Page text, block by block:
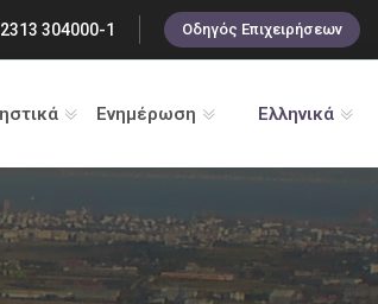
304000-1 Οδηγός Επιχειρήσεων
Ενημέρωση Ελληνικά